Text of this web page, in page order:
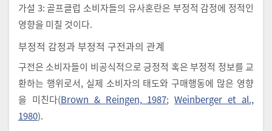
가설 3: 골프클럽 소비자들의 유사혼란은 부정적 감정에 정적인
영향을 미칠 것이다.
부정적 감정과 부정적 구전과의 관계
구전은 소비자들이 비공식적으로 긍정적 혹은 부정적 정보를 교
환하는 행위로서, 실제 소비자의 태도와 구매행동에 많은 영향
을 미친다(Brown & Reingen, 1987;Weinberger et al.,
1980).